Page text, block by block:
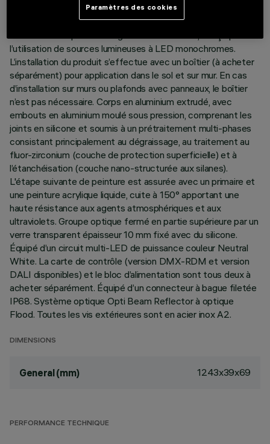
l’utilisation de sources lumineuses à LED monochromes.
L’installation du produit s’effectue avec un boîtier (à acheter
séparément) pour application dans le sol et sur mur. En cas
d’installation sur murs ou plafonds avec panneaux, le boîtier
n’est pas nécessaire. Corps en aluminium extrudé, avec
embouts en aluminium moulé sous pression, comprenant les
joints en silicone et soumis à un prétraitement multi-phases
consistant principalement au dégraissage, au traitement au
fluor-zirconium (couche de protection superficielle) et à
l’étanchéisation (couche nano-structurée aux silanes).
L'étape suivante de peinture est assurée avec un primaire et
une peinture acrylique liquide, cuite à 150° apportant une
haute résistance aux agents atmosphériques et aux
ultraviolets. Groupe optique fermé en partie supérieure par un
verre transparent épaisseur 10 mm fixé avec du silicone.
Équipé d’un circuit multi-LED de puissance couleur Neutral
White. La carte de contrôle (version DMX-RDM et version
DALI disponibles) et le bloc d’alimentation sont tous deux à
acheter séparément. Équipé d’un connecteur à bague filetée
IP68. Système optique Opti Beam Reflector à optique
Flood. Toutes les vis extérieures sont en acier inox A2.
DIMENSIONS
General (mm) 1243x39x69
PERFORMANCE TECHNIQUE
Paramètres des cookies